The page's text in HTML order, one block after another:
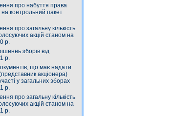
про набуття права
на контрольний пакет
про загальну кількість
акцій станом на
р.
зборів від
р.
що має надати
акціонера)
у загальних зборах
р.
про загальну кількість
акцій станом на
р.